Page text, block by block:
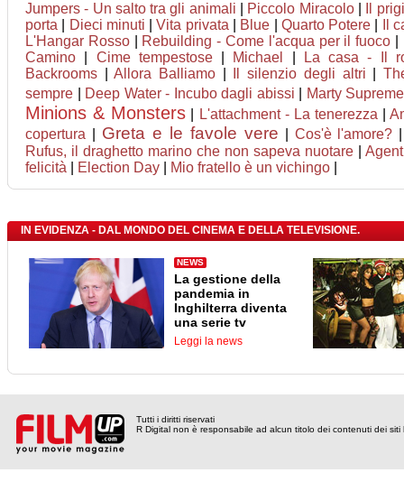
Jumpers - Un salto tra gli animali
Piccolo Miracolo|
Il
porta
Dieci minuti |Vita privata Blue Quarto Potere
Il
L'Hangar Rosso| Rebuilding - Come l'acqua per il fuoco
Camino
Cime tempestose| Michael
La casa - Il
Backrooms |Allora Balliamo Il silenzio degli altri
sempre
Deep Water - Incubo dagli abissi Marty Supreme
Minions & Monsters L'attachment - La tenerezza |
copertura
Greta e le favole vere Cos'è l'amore?
Rufus, il draghetto marino che non sapeva nuotare
felicità
Election Day Mio fratello è un vichingo
IN EVIDENZA - DAL MONDO DEL CINEMA E DELLA TELEVISIONE.
NEWS
La gestione della
pandemia in
Inghilterra diventa
una serie tv
Leggi la news
Tutti i diritti riservati
R Digital non è responsabile ad alcun titolo dei contenuti dei siti